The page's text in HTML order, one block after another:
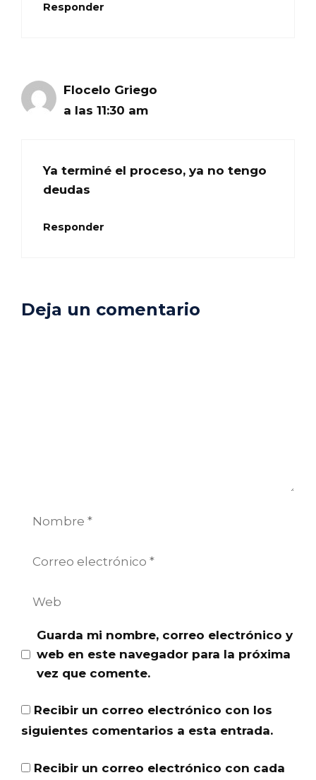
Responder
Flocelo Griego
a las 11:30 am
Ya terminé el proceso, ya no tengo
deudas
Responder
Deja un comentario
Nombre
Guarda mi nombre, correo electrónico y
web en este navegador para la próxima
vez que comente.
Recibir un correo electrónico con los
siguientes comentarios a esta entrada.
Recibir un correo electrónico con cada